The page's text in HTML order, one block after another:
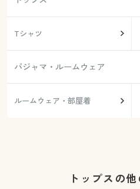
Tシャツ
パジャマ・ルームウェア
ルームウェア・部屋着
トップスの